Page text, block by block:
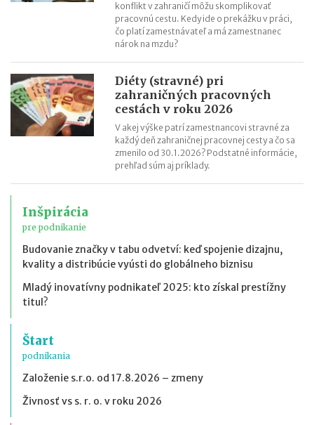
konflikt v zahraničí môžu skomplikovať
pracovnú cestu. Kedy ide o prekážku v práci,
čo platí zamestnávateľ a má zamestnanec
nárok na mzdu?
Diéty (stravné) pri
zahraničných pracovných
cestách v roku 2026
V akej výške patrí zamestnancovi stravné za
každý deň zahraničnej pracovnej cesty a čo sa
zmenilo od 30.1.2026? Podstatné informácie,
prehľad súm aj príklady.
Inšpirácia
pre podnikanie
Budovanie značky v tabu odvetví: keď spojenie dizajnu,
kvality a distribúcie vyústi do globálneho biznisu
Mladý inovatívny podnikateľ 2025: kto získal prestížny
titul?
Štart
podnikania
Založenie s.r.o. od 17.8.2026 – zmeny
Živnosť vs s. r. o. v roku 2026